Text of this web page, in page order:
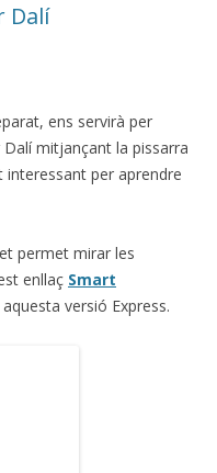
Dalí
ens servirà per
Dalí mitjançant la pissarra
interessant per aprendre
permet mirar les
enllaç Smart
versió Express.